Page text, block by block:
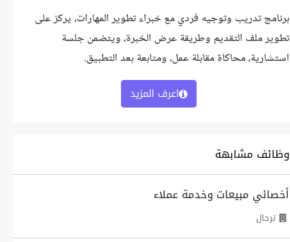
برنامج تدريب وتوجيه فردي مع خبراء تطوير المهارات، يركز على
تطوير ملف التقديم وطريقة عرض الخبرة، ويتضمن جلسة
استشارية، محاكاة مقابلة عمل، ومتابعة بعد التطبيق.
اعرف المزيد
وظائف مشابهة
أخصائي مبيعات وخدمة عملاء
ترحال